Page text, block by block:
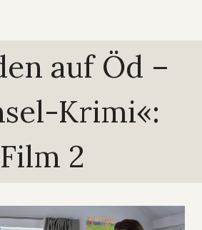
auf Öd –
Krimi«:
Film 2